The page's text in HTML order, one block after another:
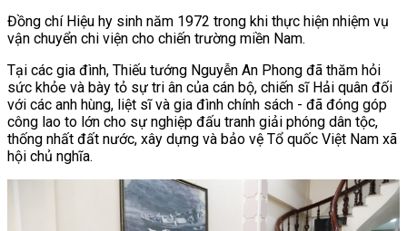
Đồng chí Hiệu hy sinh năm 1972 trong khi thực hiện nhiệm vụ
vận chuyển chi viện cho chiến trường miền Nam.
Tại các gia đình, Thiếu tướng Nguyễn An Phong đã thăm hỏi
sức khỏe và bày tỏ sự tri ân của cán bộ, chiến sĩ Hải quân đối
với các anh hùng, liệt sĩ và gia đình chính sách - đã đóng góp
công lao to lớn cho sự nghiệp đấu tranh giải phóng dân tộc,
thống nhất đất nước, xây dựng và bảo vệ Tổ quốc Việt Nam xã
hội chủ nghĩa.